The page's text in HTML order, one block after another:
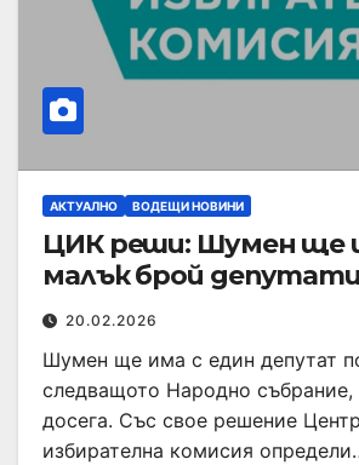
АКТУАЛНО ВОДЕЩИ НОВИНИ
ЦИК реши: Шумен ще
малък брой депутати
20.02.2026
Шумен ще има с един депутат
следващото Народно събрание,
досега. Със свое решение
избирателна комисия